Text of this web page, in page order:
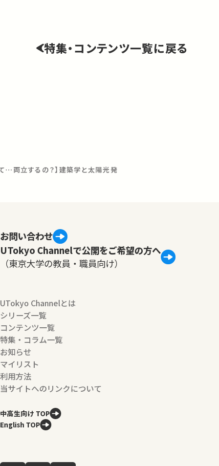
特集・コンテンツ一覧に戻る
…両立するの？】建築学と太陽光発
お問い合わせ
UTokyo Channelで公開をご希望の方へ
（東京大学の教員・職員向け）
UTokyo Channelとは
シリーズ一覧
コンテンツ一覧
特集・コラム一覧
お知らせ
マイリスト
利用方法
当サイトへのリンクについて
中高生向け TOP
English TOP